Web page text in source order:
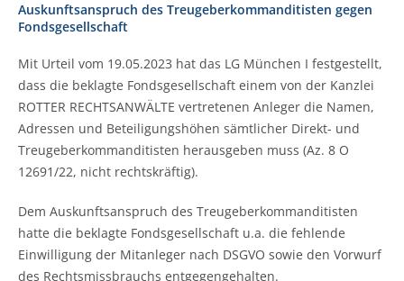
Auskunftsanspruch des Treugeberkommanditisten gegen
Fondsgesellschaft
Mit Urteil vom 19.05.2023 hat das LG München I festgestellt,
dass die beklagte Fondsgesellschaft einem von der Kanzlei
ROTTER RECHTSANWÄLTE vertretenen Anleger die Namen,
Adressen und Beteiligungshöhen sämtlicher Direkt- und
Treugeberkommanditisten herausgeben muss (Az. 8 O
12691/22, nicht rechtskräftig).
Dem Auskunftsanspruch des Treugeberkommanditisten
hatte die beklagte Fondsgesellschaft u.a. die fehlende
Einwilligung der Mitanleger nach DSGVO sowie den Vorwurf
des Rechtsmissbrauchs entgegengehalten.